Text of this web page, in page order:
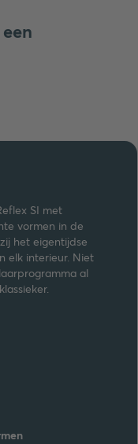
SI met
vormen in de
het eigentijdse
elk interieur. Niet
al